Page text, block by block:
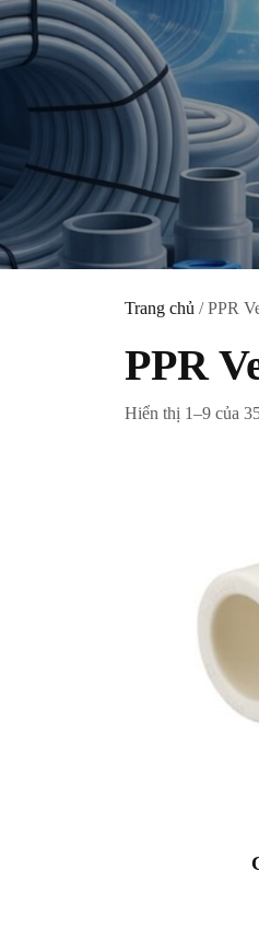
Trang chủ / PPR
PPR
Hiển thị 1–9 của